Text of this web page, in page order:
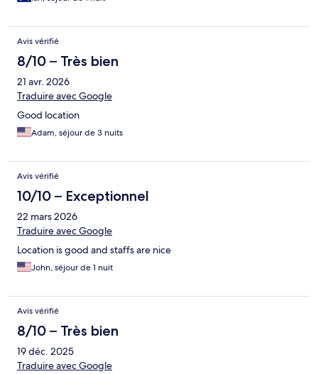
Avis vérifié
8/10 – Très bien
21 avr. 2026
Traduire avec Google
Good location
Adam, séjour de 3 nuits
Avis vérifié
10/10 – Exceptionnel
22 mars 2026
Traduire avec Google
Location is good and staffs are nice
John, séjour de 1 nuit
Avis vérifié
8/10 – Très bien
19 déc. 2025
Traduire avec Google